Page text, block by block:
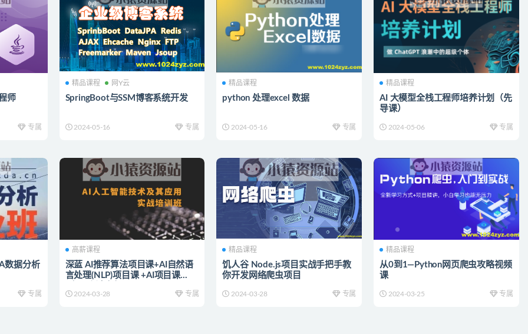
师
专属
精品课程 网Y云
SpringBoot与SSM博客系统开发
2024-05-16 专属
精品课程
python 处理excel 数据
2024-05-16 专属
精品课程
AI 大模型全栈工程师培养计划（先
导课）
2024-05-06 专属
数据分析
专属
高薪课程
深蓝 AI推荐算法项目课+AI自然语
言处理(NLP)项目课 +AI项目课
Mary) 人工智能新版名企内部培训
2024-03-28 专属
精品课程
饥人谷 Node.js项目实战手把手教
你开发网络爬虫项目
2024-03-28 专属
精品课程
从0到1—Python网页爬虫攻略视频
课
2024-03-25 专属